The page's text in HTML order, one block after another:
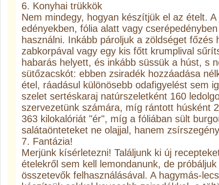
6. Konyhai trükkök
Nem mindegy, hogyan készítjük el az ételt.
edényekben, fólia alatt vagy
használni. Inkább pároljuk a zöldséget főzés
zabkorpával vagy egy kis főtt krumplival
habarás helyett, és inkább süssük a húst, s
sütőzacskót: ebben zsiradék hozzáadása
étel, ráadásul különösebb odafigyelést sem
szelet sertéskaraj natúrszeletként 160
szervezetünk számára, míg rántott húsként
363 kilokalóriát "ér", míg a fóliában sült
salátaönteteket ne olajjal, hanem
7. Fantázia!
Merjünk kísérletezni! Találjunk ki új
ételekről sem kell lemondanunk, de
összetevők felhasználásával. A hagymás-